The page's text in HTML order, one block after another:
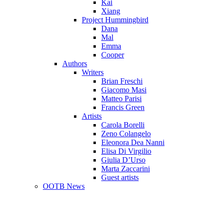
Kai
Xiang
Project Hummingbird
Dana
Mal
Emma
Cooper
Authors
Writers
Brian Freschi
Giacomo Masi
Matteo Parisi
Francis Green
Artists
Carola Borelli
Zeno Colangelo
Eleonora Dea Nanni
Elisa Di Virgilio
Giulia D’Urso
Marta Zaccarini
Guest artists
OOTB News